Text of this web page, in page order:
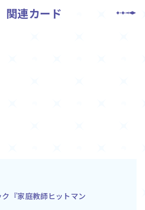
関連カード
『家庭教師ヒットマン